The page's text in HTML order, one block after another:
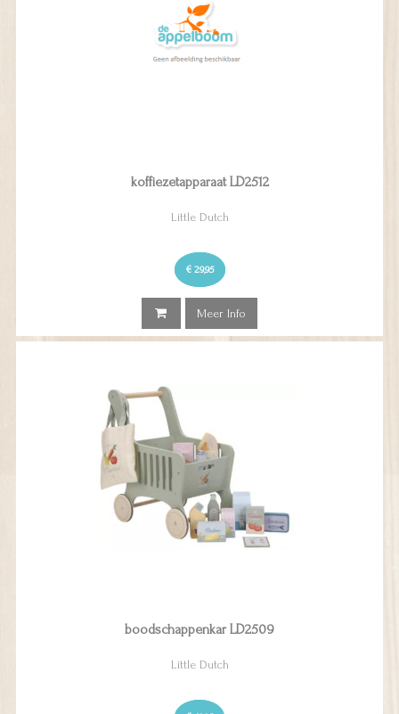
koffiezetapparaat LD2512
Little Dutch
€ 29,95
Meer Info
boodschappenkar LD2509
Little Dutch